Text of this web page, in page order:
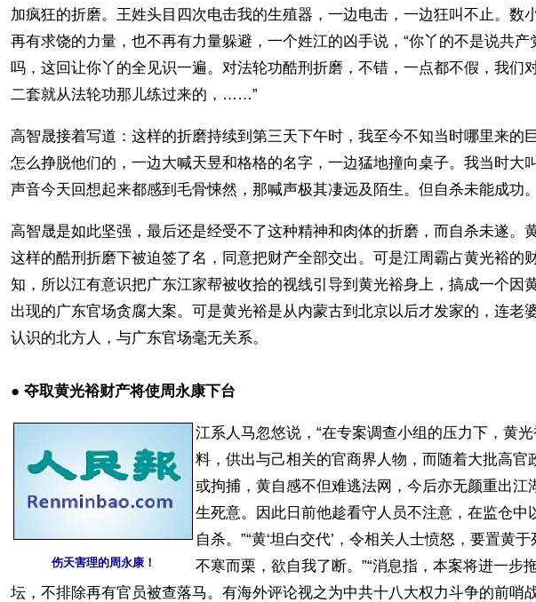
加疯狂的折磨。王姓头目四次电击我的生殖器，一边电击，一边狂叫不止。数
再有求饶的力量，也不再有力量躲避，一个姓江的凶手说，“你丫的不是说共产
吗，这回让你丫的全见识一遍。对法轮功酷刑折磨，不错，一点都不假，我们
二套就从法轮功那儿练过来的，……”
高智晟接着写道：这样的折磨持续到第三天下午时，我至今不知当时哪里来的
怎么挣脱他们的，一边大喊天昱和格格的名字，一边猛地撞向桌子。我当时大
声音今天回想起来都感到毛骨悚然，那喊声极其凄远及陌生。但自杀未能成功。
高智晟是如此坚强，最后还是经受不了这种精神和肉体的折磨，而自杀未遂。
这样的酷刑折磨下被迫签了名，同意把财产全部交出。可是江周霸占黄光裕的
知，所以江有意识把广东江家帮被收拾的视线引导到黄光裕身上，搞成一个因
出现的广东官场贪腐大案。可是黄光裕是从内蒙古到北京以后才发家的，连老
认识的北方人，与广东官场毫无关系。
● 夺取黄光裕财产将使周永康下台
伤天害理的周永康！
江系人马忽悠说，“在专案调查小组的压力下，黄
料，供出与己相关的官商界人物，而随着大批高官
或拘捕，黄自感不但难逃法网，今后亦无颜重出江
生死意。因此日前他趁看守人员不注意，在监仓中
自杀。”“黄‘坦白交代’，令相关人士愤怒，要置黄
不寒而栗，欲自我了断。”“消息指，本案将进一步
坛，不排除再有官员被查落马。有海外评论视之为中共十八大权力斗争的前哨